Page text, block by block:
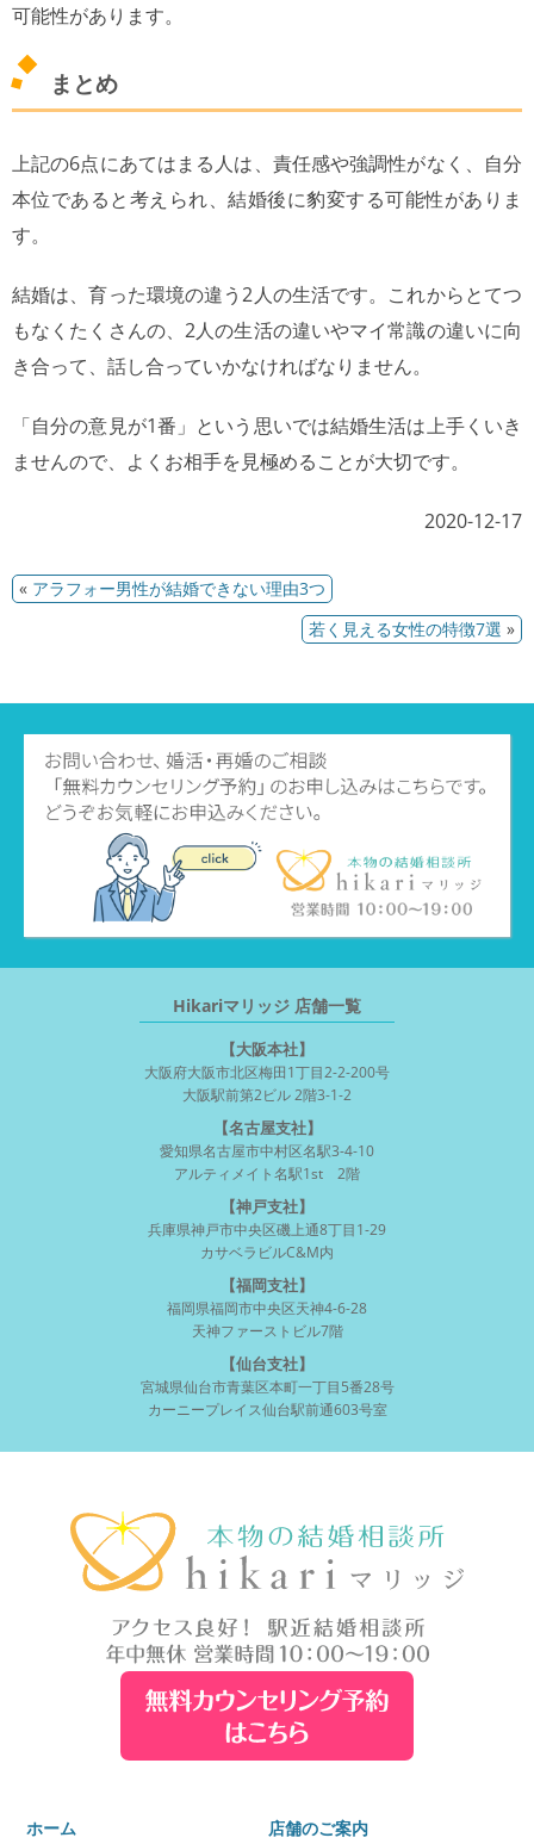
可能性があります。
まとめ
上記の6点にあてはまる人は、責任感や強調性がなく、自分
本位であると考えられ、結婚後に豹変する可能性がありま
す。
結婚は、育った環境の違う2人の生活です。これからとてつ
もなくたくさんの、2人の生活の違いやマイ常識の違いに向
き合って、話し合っていかなければなりません。
「自分の意見が1番」という思いでは結婚生活は上手くいき
ませんので、よくお相手を見極めることが大切です。
2020-12-17
« アラフォー男性が結婚できない理由3つ
若く見える女性の特徴7選 »
Hikariマリッジ 店舗一覧
【大阪本社】
大阪府大阪市北区梅田1丁目2-2-200号
大阪駅前第2ビル 2階3-1-2
【名古屋支社】
愛知県名古屋市中村区名駅3-4-10
アルティメイト名駅1st 2階
【神戸支社】
兵庫県神戸市中央区磯上通8丁目1-29
カサベラビルC&M内
【福岡支社】
福岡県福岡市中央区天神4-6-28
天神ファーストビル7階
【仙台支社】
宮城県仙台市青葉区本町一丁目5番28号
カーニープレイス仙台駅前通603号室
ホーム 店舗のご案内